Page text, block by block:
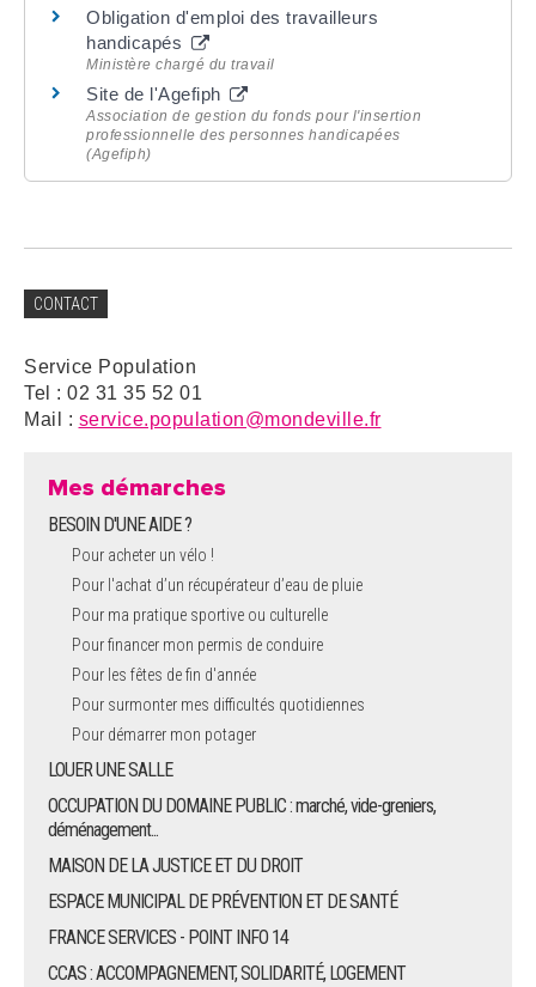
Obligation d'emploi des travailleurs
handicapés
Ministère chargé du travail
Site de l'Agefiph
Association de gestion du fonds pour l'insertion
professionnelle des personnes handicapées
(Agefiph)
CONTACT
Service Population
Tel : 02 31 35 52 01
Mail : service.population@mondeville.fr
Mes démarches
BESOIN D'UNE AIDE ?
Pour acheter un vélo !
Pour l'achat d’un récupérateur d’eau de pluie
Pour ma pratique sportive ou culturelle
Pour financer mon permis de conduire
Pour les fêtes de fin d'année
Pour surmonter mes difficultés quotidiennes
Pour démarrer mon potager
LOUER UNE SALLE
OCCUPATION DU DOMAINE PUBLIC : marché, vide-greniers,
déménagement...
MAISON DE LA JUSTICE ET DU DROIT
ESPACE MUNICIPAL DE PRÉVENTION ET DE SANTÉ
FRANCE SERVICES - POINT INFO 14
CCAS : ACCOMPAGNEMENT, SOLIDARITÉ, LOGEMENT